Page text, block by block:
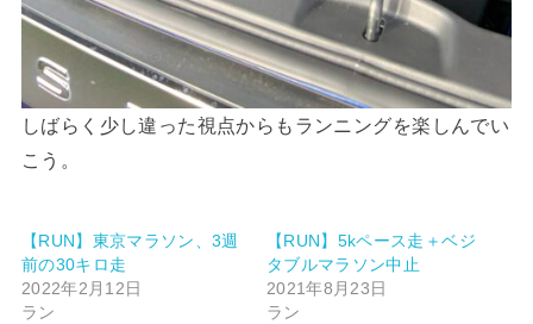
しばらく少し違った視点からもランニングを楽しんでい
こう。
【RUN】東京マラソン、3週
前の30キロ走
2022年2月12日
ラン
【RUN】5kペース走＋ベジ
タブルマラソン中止
2021年8月23日
ラン